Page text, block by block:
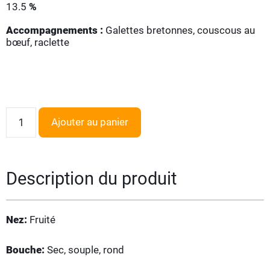
13.5 %
Accompagnements : Galettes bretonnes, couscous au
bœuf, raclette
Ajouter au panier
Description du produit
Nez: Fruité
Bouche: Sec, souple, rond